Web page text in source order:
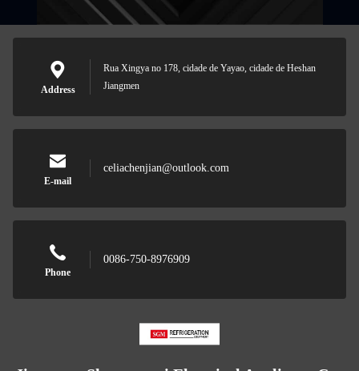
Address
Rua Xingya no 178, cidade de Yayao, cidade de Heshan
Jiangmen
E-mail
celiachenjian@outlook.com
Phone
0086-750-8976909